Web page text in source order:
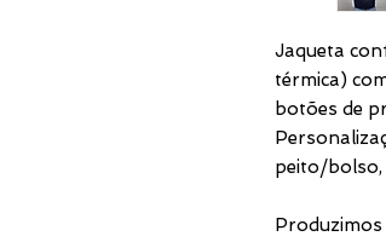
Jaqueta
térmica)
botões de
peito/bolso,
Produzimos